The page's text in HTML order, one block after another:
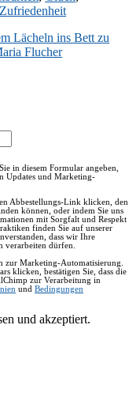
Zufriedenheit
Lächeln ins Bett zu
Flucher
in diesem Formular angeben,
Updates und Marketing-
Abbestellungs-Link klicken, den
können, oder indem Sie uns
mit Sorgfalt und Respekt
finden Sie auf unserer
dass wir Ihre
verarbeiten dürfen.
zur Marketing-Automatisierung.
klicken, bestätigen Sie, dass die
zur Verarbeitung in
und Bedingungen
und akzeptiert.